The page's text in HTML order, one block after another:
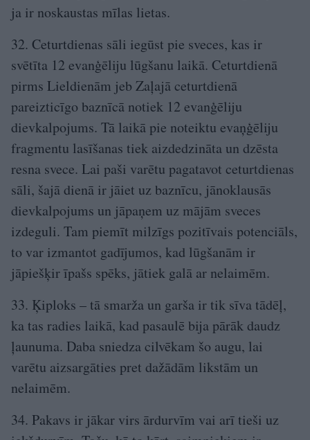
ja ir noskaustas mīlas lietas.
32. Ceturtdienas sāli iegūst pie sveces, kas ir
svētīta 12 evanģēliju lūgšanu laikā. Ceturtdienā
pirms Lieldienām jeb Zaļajā ceturtdienā
pareizticīgo baznīcā notiek 12 evanģēliju
dievkalpojums. Tā laikā pie noteiktu evaņģēliju
fragmentu lasīšanas tiek aizdedzināta un dzēsta
resna svece. Lai paši varētu pagatavot ceturtdienas
sāli, šajā dienā ir jāiet uz baznīcu, jānoklausās
dievkalpojums un jāpaņem uz mājām sveces
izdeguli. Tam piemīt milzīgs pozitīvais potenciāls,
to var izmantot gadījumos, kad lūgšanām ir
jāpiešķir īpašs spēks, jātiek galā ar nelaimēm.
33. Ķiploks – tā smarža un garša ir tik sīva tādēļ,
ka tas radies laikā, kad pasaulē bija pārāk daudz
ļaunuma. Daba sniedza cilvēkam šo augu, lai
varētu aizsargāties pret dažādām likstām un
nelaimēm.
34. Pakavs ir jākar virs ārdurvīm vai arī tieši uz